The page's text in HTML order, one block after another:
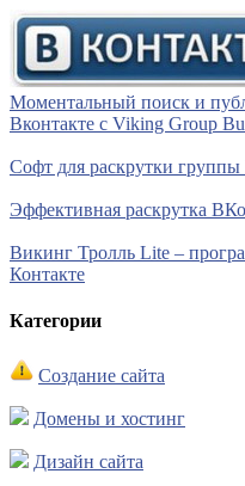
Моментальный поиск и
Вконтакте с Viking Group
Софт для раскрутки
Эффективная раскрутка
Викинг Тролль Lite –
Контакте
Категории
Создание сайта
Домены и хостинг
Дизайн сайта